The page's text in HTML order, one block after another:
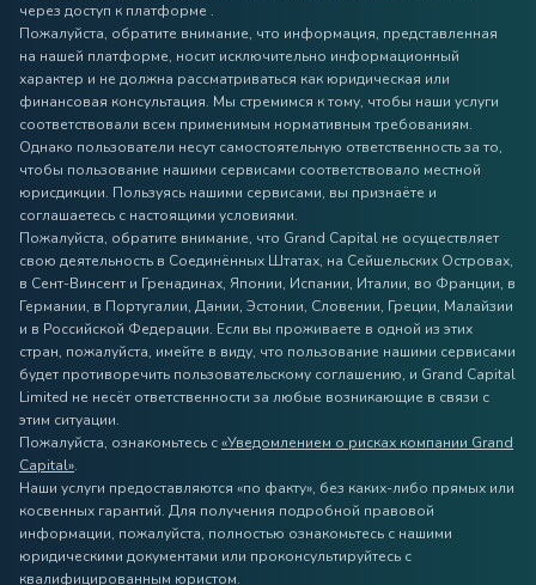
через доступ к платформе .
Пожалуйста, обратите внимание, что информация, представленная
на нашей платформе, носит исключительно информационный
характер и не должна рассматриваться как юридическая или
финансовая консультация. Мы стремимся к тому, чтобы наши услуги
соответствовали всем применимым нормативным требованиям.
Однако пользователи несут самостоятельную ответственность за то,
чтобы пользование нашими сервисами соответствовало местной
юрисдикции. Пользуясь нашими сервисами, вы признаёте и
соглашаетесь с настоящими условиями.
Пожалуйста, обратите внимание, что Grand Capital не осуществляет
свою деятельность в Соединённых Штатах, на Сейшельских Островах,
в Сент-Винсент и Гренадинах, Японии, Испании, Италии, во Франции, в
Германии, в Португалии, Дании, Эстонии, Словении, Греции, Малайзии
и в Российской Федерации. Если вы проживаете в одной из этих
стран, пожалуйста, имейте в виду, что пользование нашими сервисами
будет противоречить пользовательскому соглашению, и Grand Capital
Limited не несёт ответственности за любые возникающие в связи с
этим ситуации.
Пожалуйста, ознакомьтесь с«Уведомлением о рисках компании Grand
Capital».
Наши услуги предоставляются «по факту», без каких-либо прямых или
косвенных гарантий. Для получения подробной правовой
информации, пожалуйста, полностью ознакомьтесь с нашими
юридическими документами или проконсультируйтесь с
квалифицированным юристом.